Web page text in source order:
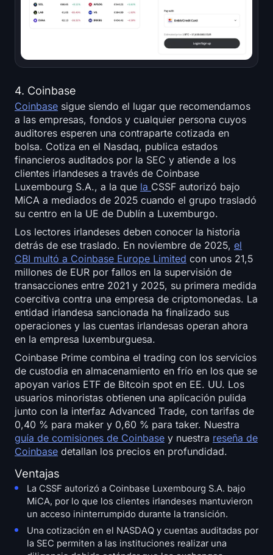
4. Coinbase
Coinbase sigue siendo el lugar que recomendamos
a las empresas, fondos y cualquier persona cuyos
auditores esperen una contraparte cotizada en
bolsa. Cotiza en el Nasdaq, publica estados
financieros auditados por la SEC y atiende a los
clientes irlandeses a través de Coinbase
Luxembourg S.A., a la que la CSSF autorizó bajo
MiCA a mediados de 2025 cuando el grupo trasladó
su centro en la UE de Dublín a Luxemburgo.
Los lectores irlandeses deben conocer la historia
detrás de ese traslado. En noviembre de 2025, el
CBI multó a Coinbase Europe Limited con unos 21,5
millones de EUR por fallos en la supervisión de
transacciones entre 2021 y 2025, su primera medida
coercitiva contra una empresa de criptomonedas. La
entidad irlandesa sancionada ha finalizado sus
operaciones y las cuentas irlandesas operan ahora
en la empresa luxemburguesa.
Coinbase Prime combina el trading con los servicios
de custodia en almacenamiento en frío en los que se
apoyan varios ETF de Bitcoin spot en EE. UU. Los
usuarios minoristas obtienen una aplicación pulida
junto con la interfaz Advanced Trade, con tarifas de
0,40 % para maker y 0,60 % para taker. Nuestra
guía de comisiones de Coinbase y nuestra reseña de
Coinbase detallan los precios en profundidad.
Ventajas
La CSSF autorizó a Coinbase Luxembourg S.A. bajo
MiCA, por lo que los clientes irlandeses mantuvieron
un acceso ininterrumpido durante la transición.
Una cotización en el NASDAQ y cuentas auditadas por
la SEC permiten a las instituciones realizar una